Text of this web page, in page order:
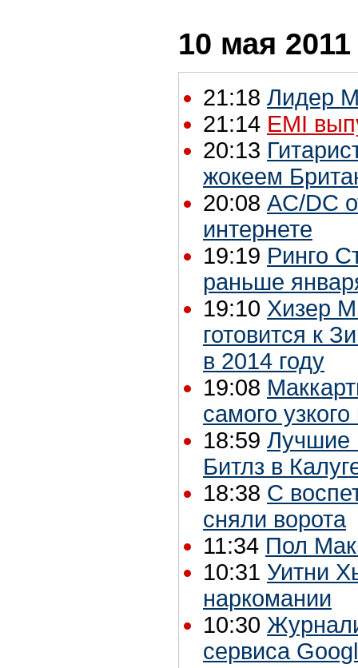
10 мая
21:18 Лидер
21:14 EMI
20:13
жокеем
20:08 AС/DС
интернете
19:19 Ринго
раньше
19:10 Хизер
готовится к
в 2014 году
19:08
самого
18:59 Лучшие
Битлз в
18:38 С
сняли ворота
11:34 Пол
10:31 Уитни
наркомании
10:30
сервиса